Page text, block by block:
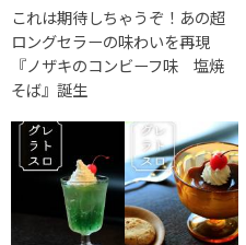
これは期待しちゃうぞ！あの超
ロングセラーの味わいを再現
『ノザキのコンビーフ味 塩焼
そば』誕生